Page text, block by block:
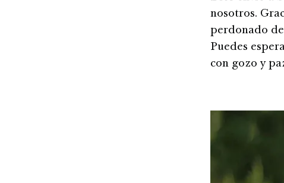
nosotros.
perdonado
Puedes
con gozo y